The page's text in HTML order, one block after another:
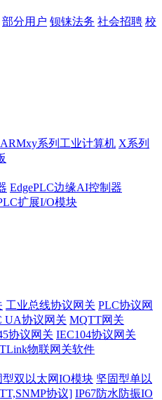
部分用户 钡铼法务 社会招聘 校
ARMxy系列工业计算机 X系列
EdgePLC边缘AI控制器
扩展I/O模块
工业总线协议网关 PLC协议网
UA协议网关 MQTT网关
协议网关 IEC104协议网关
物联网关软件
型双以太网IO模块 坚固型单以
协议] IP67防水防振IO